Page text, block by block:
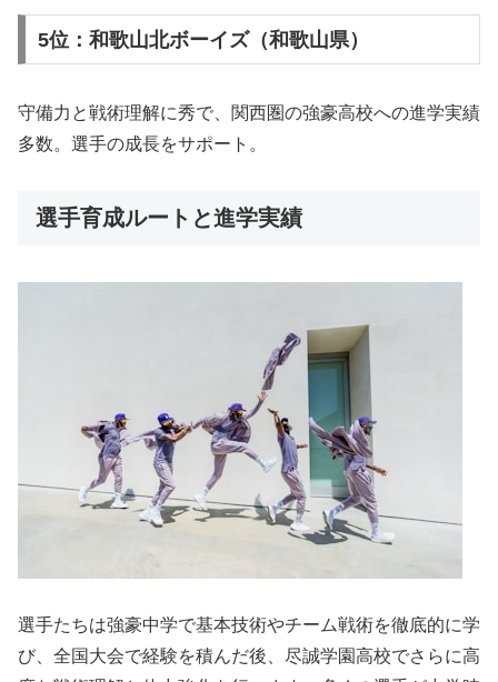
5位：和歌山北ボーイズ（和歌山県）
守備力と戦術理解に秀で、関西圏の強豪高校への進学実績
多数。選手の成長をサポート。
選手育成ルートと進学実績
選手たちは強豪中学で基本技術やチーム戦術を徹底的に学
び、全国大会で経験を積んだ後、尽誠学園高校でさらに高